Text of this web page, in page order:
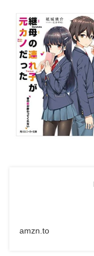
amzn.to